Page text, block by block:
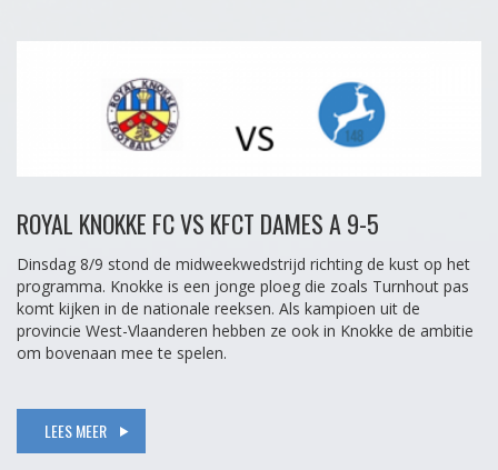
ROYAL KNOKKE FC VS KFCT DAMES A 9-5
Dinsdag 8/9 stond de midweekwedstrijd richting de kust op het
programma. Knokke is een jonge ploeg die zoals Turnhout pas
komt kijken in de nationale reeksen. Als kampioen uit de
provincie West-Vlaanderen hebben ze ook in Knokke de ambitie
om bovenaan mee te spelen.
LEES MEER